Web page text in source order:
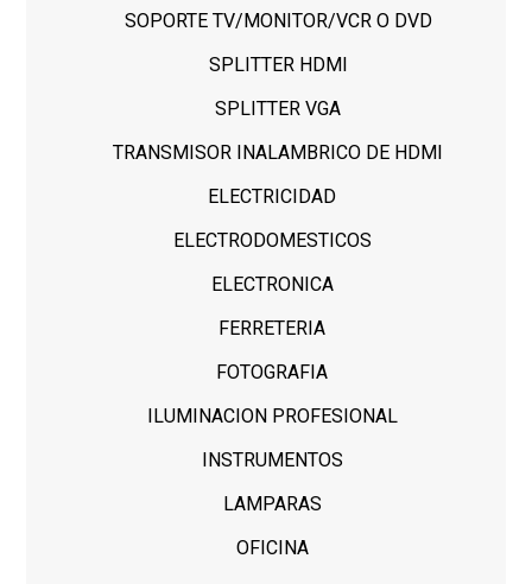
SOPORTE TV/MONITOR/VCR O DVD
SPLITTER HDMI
SPLITTER VGA
TRANSMISOR INALAMBRICO DE HDMI
ELECTRICIDAD
ELECTRODOMESTICOS
ELECTRONICA
FERRETERIA
FOTOGRAFIA
ILUMINACION PROFESIONAL
INSTRUMENTOS
LAMPARAS
OFICINA